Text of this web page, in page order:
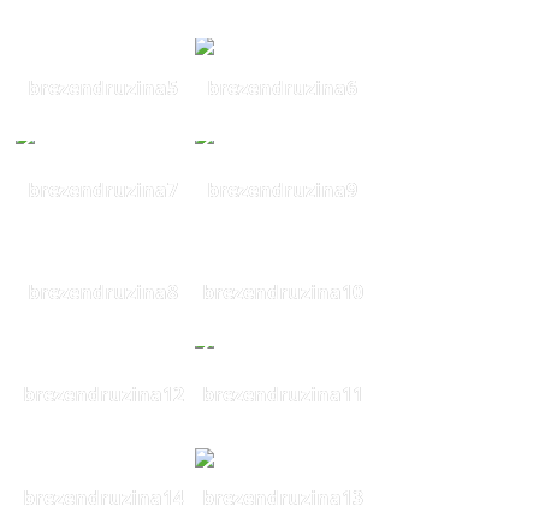
brezendruzina5 brezendruzina6
brezendruzina7 brezendruzina9
brezendruzina8 brezendruzina10
brezendruzina12 brezendruzina11
brezendruzina14 brezendruzina13